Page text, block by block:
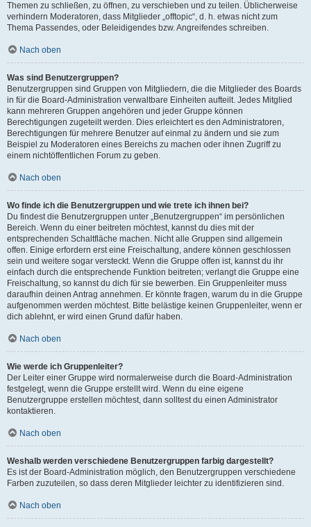
Themen zu schließen, zu öffnen, zu verschieben und zu teilen. Üblicherweise
verhindern Moderatoren, dass Mitglieder „offtopic“, d. h. etwas nicht zum
Thema Passendes, oder Beleidigendes bzw. Angreifendes schreiben.
Nach oben
Was sind Benutzergruppen?
Benutzergruppen sind Gruppen von Mitgliedern, die die Mitglieder des Boards
in für die Board-Administration verwaltbare Einheiten aufteilt. Jedes Mitglied
kann mehreren Gruppen angehören und jeder Gruppe können
Berechtigungen zugeteilt werden. Dies erleichtert es den Administratoren,
Berechtigungen für mehrere Benutzer auf einmal zu ändern und sie zum
Beispiel zu Moderatoren eines Bereichs zu machen oder ihnen Zugriff zu
einem nichtöffentlichen Forum zu geben.
Nach oben
Wo finde ich die Benutzergruppen und wie trete ich ihnen bei?
Du findest die Benutzergruppen unter „Benutzergruppen“ im persönlichen
Bereich. Wenn du einer beitreten möchtest, kannst du dies mit der
entsprechenden Schaltfläche machen. Nicht alle Gruppen sind allgemein
offen. Einige erfordern erst eine Freischaltung, andere können geschlossen
sein und weitere sogar versteckt. Wenn die Gruppe offen ist, kannst du ihr
einfach durch die entsprechende Funktion beitreten; verlangt die Gruppe eine
Freischaltung, so kannst du dich für sie bewerben. Ein Gruppenleiter muss
daraufhin deinen Antrag annehmen. Er könnte fragen, warum du in die Gruppe
aufgenommen werden möchtest. Bitte belästige keinen Gruppenleiter, wenn er
dich ablehnt, er wird einen Grund dafür haben.
Nach oben
Wie werde ich Gruppenleiter?
Der Leiter einer Gruppe wird normalerweise durch die Board-Administration
festgelegt, wenn die Gruppe erstellt wird. Wenn du eine eigene
Benutzergruppe erstellen möchtest, dann solltest du einen Administrator
kontaktieren.
Nach oben
Weshalb werden verschiedene Benutzergruppen farbig dargestellt?
Es ist der Board-Administration möglich, den Benutzergruppen verschiedene
Farben zuzuteilen, so dass deren Mitglieder leichter zu identifizieren sind.
Nach oben